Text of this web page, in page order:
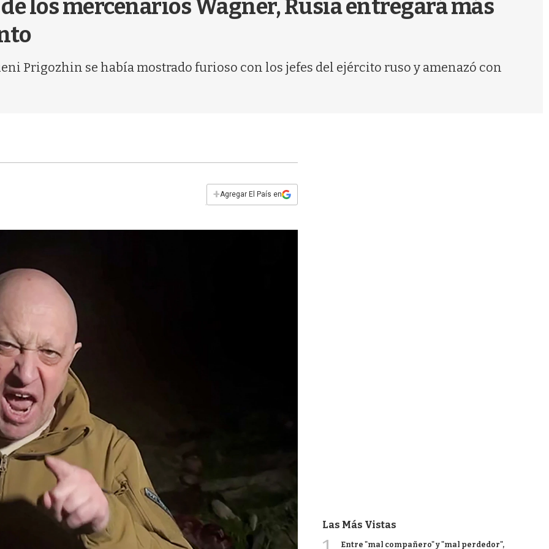
los mercenarios Wagner, Rusia entregará más
Prigozhin se había mostrado furioso con los jefes del ejército ruso y amenazó con
+Agregar El País en
Las Más Vistas
Entre "mal compañero" y "mal perdedor",